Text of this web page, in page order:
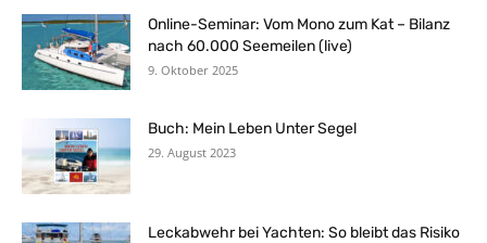
Online-Seminar: Vom Mono zum Kat – Bilanz
nach 60.000 Seemeilen (live)
9. Oktober 2025
Buch: Mein Leben Unter Segel
29. August 2023
Leckabwehr bei Yachten: So bleibt das Risiko